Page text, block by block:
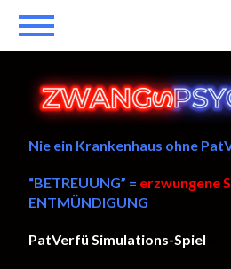
Nie ein Krankenhaus ohne
“BETREUUNG” = erzwungene
ENTMÜNDIGUNG
PatVerfü Simulations-Spiel